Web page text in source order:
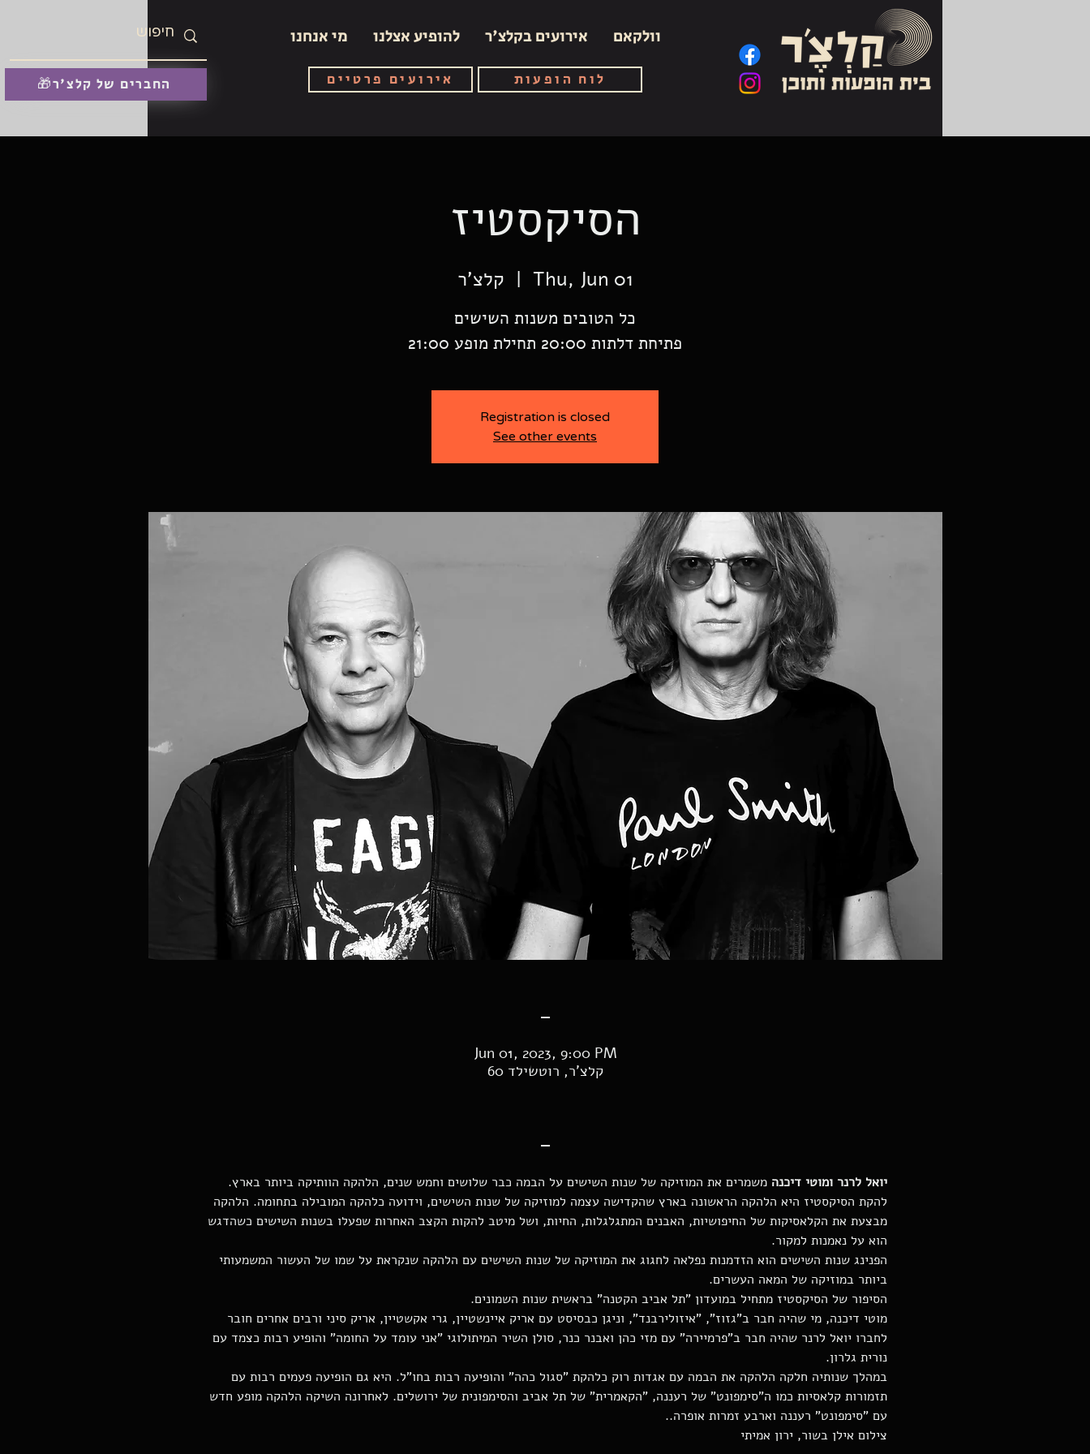
🎁החברים של קלצ'ר
וולקאם אירועים בקלצ'ר להופיע אצלנו מי אנחנו
אירועים פרטיים לוח הופעות
הסיקסטיז
Thu, Jun 01
  |
קלצ'ר
פתיחת דלתות 20:00 תחילת מופע 21:00
Registration is closed
See other events
-
Jun 01, 2023, 9:00 PM
קלצ'ר, רוטשילד 60
-
יואל לרנר ומוטי דיכנה משמרים את המוזיקה של שנות השישים על הבמה כבר שלושים וחמש שנים, הלהקה הוותיקה ביותר בארץ.
להקת הסיקסטיז היא הלהקה הראשונה בארץ שהקדישה עצמה למוזיקה של שנות השישים, וידועה כלהקה המובילה בתחומה. הלהקה
מבצעת את הקלאסיקות של החיפושיות, האבנים המתגלגלות, החיות, ושל מיטב להקות הקצב האחרות שפעלו בשנות השישים כשהדגש
הוא על נאמנות למקור.
הפנינג שנות השישים הוא הזדמנות נפלאה לחגוג את המוזיקה של שנות השישים עם הלהקה שנקראת על שמו של העשור המשמעותי
ביותר במוזיקה של המאה העשרים.
הסיפור של הסיקסטיז מתחיל במועדון "תל אביב הקטנה" בראשית שנות השמונים.
מוטי דיכנה, מי שהיה חבר ב"גזוז", "איזולירבנד", וניגן כבסיסט עם אריק איינשטיין, גרי אקשטיין, אריק סיני ורבים אחרים חובר
לחברו יואל לרנר שהיה חבר ב"פרמיירה" עם מזי כהן ואבנר כנר, סולן השיר המיתולוגי "אני עומד על החומה" והופיע רבות כצמד עם
נורית גלרון.
במהלך שנותיה חלקה הלהקה את הבמה עם אגדות רוק כלהקת "סגול כהה" והופיעה רבות בחו"ל. היא גם הופיעה פעמים רבות עם
תזמורות קלאסיות כמו ה"סימפונט" של רעננה, "הקאמרית" של תל אביב והסימפונית של ירושלים. לאחרונה השיקה הלהקה מופע חדש
עם "סימפונט" רעננה וארבע זמרות אופרה..
צילום אילן בשור, ירון אמיתי